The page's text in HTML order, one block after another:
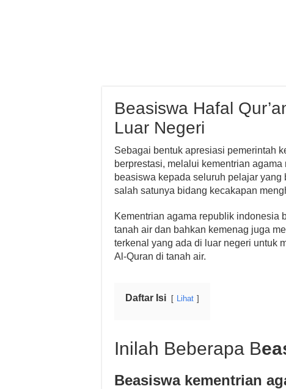
Beasiswa Hafal
Luar Negeri
Sebagai bentuk apresiasi pemerintah
berprestasi, melalui kementrian
beasiswa kepada seluruh pelajar
salah satunya bidang kecakapan
Kementrian agama republik indonesia
tanah air dan bahkan kemenag juga
terkenal yang ada di luar negeri untuk
Al-Quran di tanah air.
Daftar Isi Lihat
Inilah Beberapa B
Beasiswa kementrian